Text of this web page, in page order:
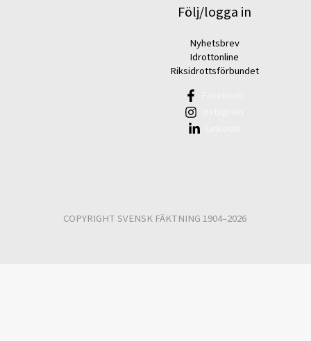
Följ/logga in
Nyhetsbrev
Idrottonline
Riksidrottsförbundet
COPYRIGHT SVENSK FÄKTNING 1904–2026